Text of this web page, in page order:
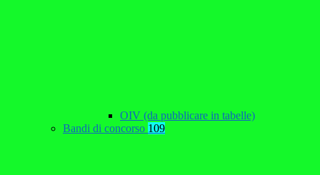
OIV (da pubblicare in tabelle)
Bandi di concorso 109